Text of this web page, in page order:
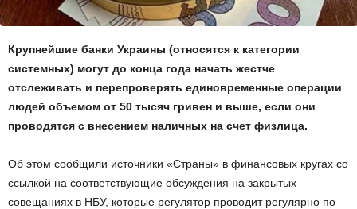
Крупнейшие банки Украины (относятся к категории
системных) могут до конца года начать жестче
отслеживать и перепроверять единовременные операции
людей объемом от 50 тысяч гривен и выше, если они
проводятся с внесением наличных на счет физлица.
Об этом сообщили источники «Страны» в финансовых кругах со
ссылкой на соответствующие обсуждения на закрытых
совещаниях в НБУ, которые регулятор проводит регулярно по